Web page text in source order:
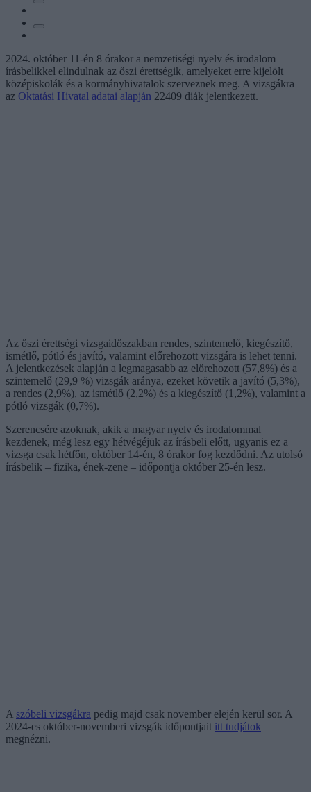
2024. október 11-én 8 órakor a nemzetiségi nyelv és irodalom
írásbelikkel elindulnak az őszi érettségik, amelyeket erre kijelölt
középiskolák és a kormányhivatalok szerveznek meg. A vizsgákra
az Oktatási Hivatal adatai alapján 22409 diák jelentkezett.
Az őszi érettségi vizsgaidőszakban rendes, szintemelő, kiegészítő,
ismétlő, pótló és javító, valamint előrehozott vizsgára is lehet tenni.
A jelentkezések alapján a legmagasabb az előrehozott (57,8%) és a
szintemelő (29,9 %) vizsgák aránya, ezeket követik a javító (5,3%),
a rendes (2,9%), az ismétlő (2,2%) és a kiegészítő (1,2%), valamint a
pótló vizsgák (0,7%).
Szerencsére azoknak, akik a magyar nyelv és irodalommal
kezdenek, még lesz egy hétvégéjük az írásbeli előtt, ugyanis ez a
vizsga csak hétfőn, október 14-én, 8 órakor fog kezdődni. Az utolsó
írásbelik – fizika, ének-zene – időpontja október 25-én lesz.
A szóbeli vizsgákra pedig majd csak november elején kerül sor. A
2024-es október-novemberi vizsgák időpontjait itt tudjátok
megnézni.